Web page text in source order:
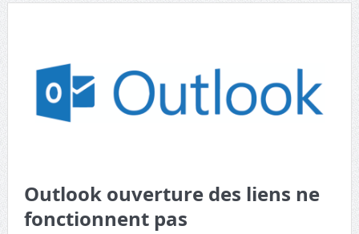
Outlook ouverture des liens ne
fonctionnent pas